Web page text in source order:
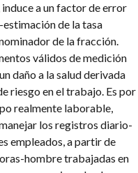
a un factor de error
de la tasa
de la fracción.
válidos de medición
daño a la salud derivada
riesgo en el trabajo. Es por
realmente laborable,
los registros diario-
empleados, a partir de
hombre trabajadas en